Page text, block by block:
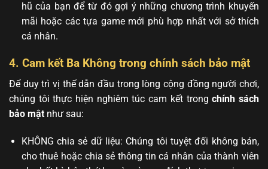
hũ của bạn để từ đó gợi ý những chương trình khuyến
mãi hoặc các tựa game mới phù hợp nhất với sở thích
cá nhân.
4. Cam kết Ba Không trong chính sách bảo mật
Để duy trì vị thế dẫn đầu trong lòng cộng đồng người chơi,
chúng tôi thực hiện nghiêm túc cam kết trong chính sách
bảo mật như sau:
KHÔNG chia sẻ dữ liệu: Chúng tôi tuyệt đối không bán,
cho thuê hoặc chia sẻ thông tin cá nhân của thành viên